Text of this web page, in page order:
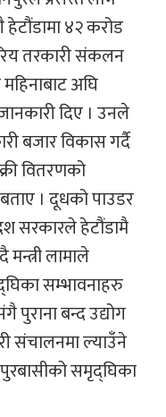
४२ करोड
तरकारी संकलन
अघि
दिए । उनले
बजार विकास गर्दै
वितरणको
। दूधको पाउडर
सरकारले हेटौंडामै
लामाले
सम्भावनाहरु
पुराना बन्द उद्योग
संचालनमा ल्याउँने
समृद्घिका